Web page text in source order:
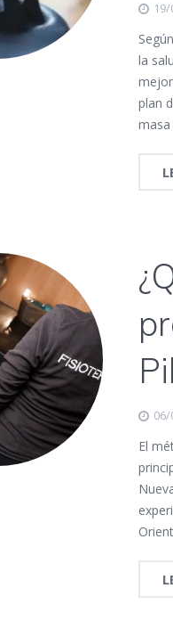
la
plan
masa
06/
El